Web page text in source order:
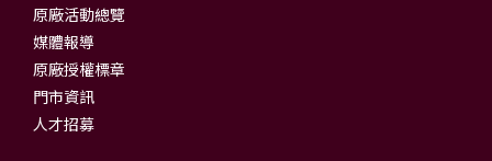
原廠活動總覽
媒體報導
原廠授權標章
門市資訊
人才招募